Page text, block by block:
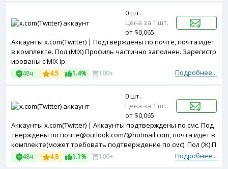
Аккаунты x.com(Twitter) | Подтверждены по почте, почта идет
в комплекте. Пол (MIX) Профиль частично заполнен. Зарегистр
ированы с MIX ip.
Подробнее...
48ч 4.5 1.4% 100+
0 шт.
Цена за 1 шт.
от $0,065
Аккаунты x.com(Twitter) | Аккаунты подтверждены по смс. Под
тверждены по почте@outlook.com/@hotmail.com, почта идет в
комплекте(может требовать подтверждение по смс). Пол (Ж) П
рофиль частично заполнен. Cookies и token в комплекте. Заре
гистрированы с MIX ip.
Подробнее...
48ч 4.8 1.1% 100+
0 шт.
Цена за 1 шт.
от $0,065